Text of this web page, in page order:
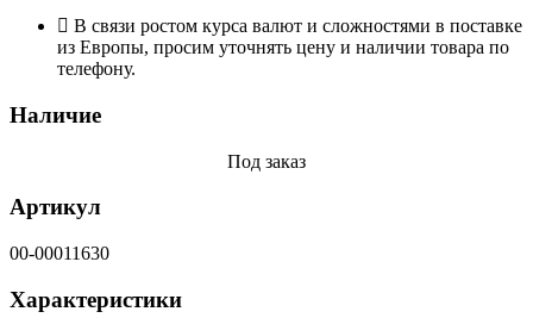
В связи ростом курса валют и сложностями в поставке
из Европы, просим уточнять цену и наличии товара по
телефону.
Наличие
Под заказ
Артикул
00-00011630
Характеристики